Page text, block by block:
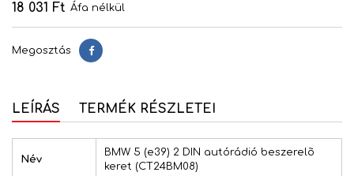
18 031 Ft Áfa nélkül
Megosztás Megosztás
LEÍRÁS TERMÉK RÉSZLETEI
Név
BMW 5 (e39) 2 DIN autórádió beszerelõ
keret (CT24BM08)